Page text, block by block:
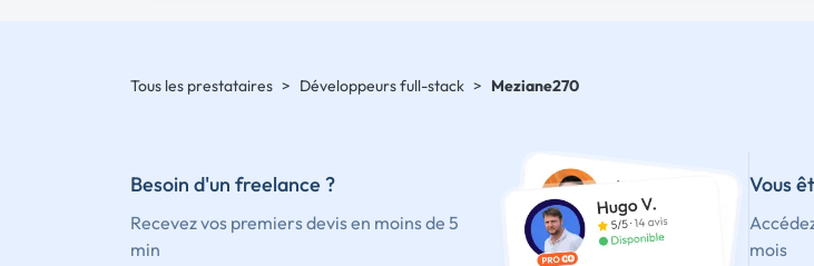
Tous les prestataires > Développeurs full-stack > Meziane270
Besoin d'un freelance ?
Recevez vos premiers devis en moins de 5
min
Vous
mois